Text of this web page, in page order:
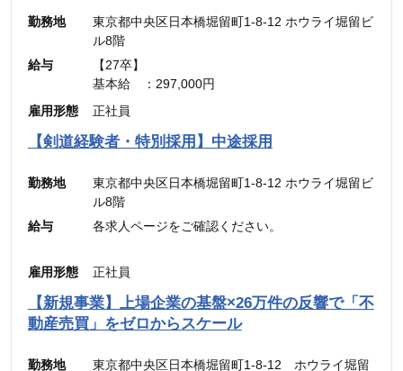
勤務地
東京都中央区日本橋堀留町1-8-12 ホウライ堀留ビ
ル8階
給与
【27卒】
基本給 ：297,000円
通信手当： 3,000円（営業職のみ）
———————————
合計 ：300,000円 ＋ インセンティブ
雇用形態 正社員
【剣道経験者・特別採用】中途採用
勤務地
東京都中央区日本橋堀留町1-8-12 ホウライ堀留ビ
ル8階
給与
各求人ページをご確認ください。
雇用形態 正社員
【新規事業】上場企業の基盤×26万件の反響で「不
動産売買」をゼロからスケール
勤務地 東京都中央区日本橋堀留町1-8-12 ホウライ堀留